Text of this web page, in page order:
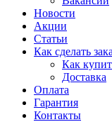
Новости
Акции
Статьи
Как сделать
Как
Доставка
Оплата
Гарантия
Контакты